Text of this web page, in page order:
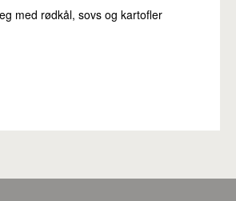
med rødkål, sovs og kartofler